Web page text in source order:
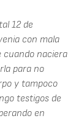
12 de
con mala
cuando naciera
para no
y tampoco
testigos de
en